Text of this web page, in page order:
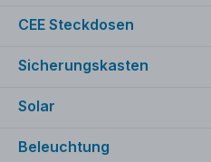
CEE Steckdosen
Sicherungskasten
Solar
Beleuchtung